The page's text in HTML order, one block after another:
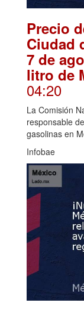
Precio
Ciudad
7 de
litro de
04:20
La Comisión
responsable
gasolinas en
Infobae